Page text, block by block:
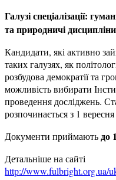
Галузі спеціалізації:
та природничі дисципліни
Кандидати, які активно
таких галузях, як
розбудова демократії та
можливість вибирати
проведення досліджень.
розпочинається з 1
Документи приймаютьдо
Детальніше на сайті
http://www.fulbright.org.ua/